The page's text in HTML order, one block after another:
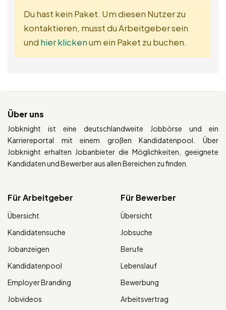
Du hast kein Paket. Um diesen Nutzer zu
kontaktieren, musst du Arbeitgeber sein
und hier klickenum ein Paket zu buchen.
Über uns
Jobknight ist eine deutschlandweite Jobbörse und ein
Karriereportal mit einem großen Kandidatenpool. Über
Jobknight erhalten Jobanbieter die Möglichkeiten, geeignete
Kandidaten und Bewerber aus allen Bereichen zu finden.
Für Arbeitgeber
Übersicht
Kandidatensuche
Jobanzeigen
Kandidatenpool
Employer Branding
Jobvideos
Für Bewerber
Übersicht
Jobsuche
Berufe
Lebenslauf
Bewerbung
Arbeitsvertrag